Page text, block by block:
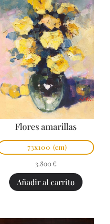
Flores amarillas
73x100 (cm)
3.800 €
Añadir al carrito